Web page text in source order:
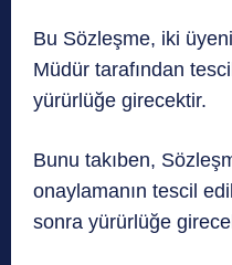
Bu Sözleşme, iki
Müdür tarafından
yürürlüğe girecektir.
Bunu takıben,
onaylamanın tescil
sonra yürürlüğe